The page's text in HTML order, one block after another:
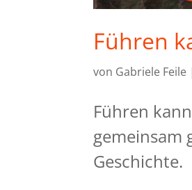
Führen
von Gabriele Feile |
Führen
gemeinsam
Geschichte.